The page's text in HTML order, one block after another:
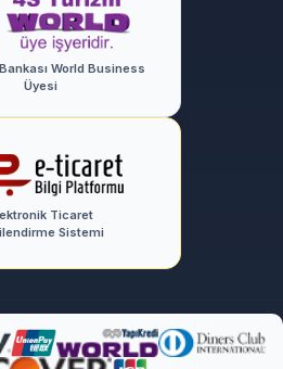
World Business
Üyesi
Ticaret
Sistemi